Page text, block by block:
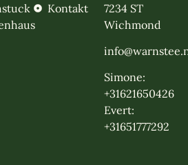
Kontakt
7234 ST
Wichmond
Simone:
+31621650426
Evert:
+31651777292